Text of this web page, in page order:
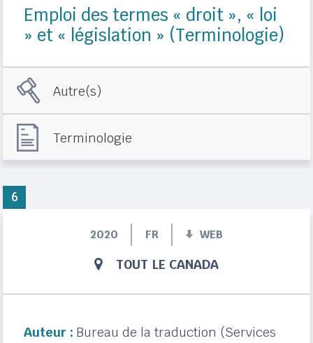
Emploi des termes « droit », « loi
» et « législation » (Terminologie)
Autre(s)
Terminologie
2020 FR WEB
TOUT LE CANADA
Auteur : Bureau de la traduction (Services
6